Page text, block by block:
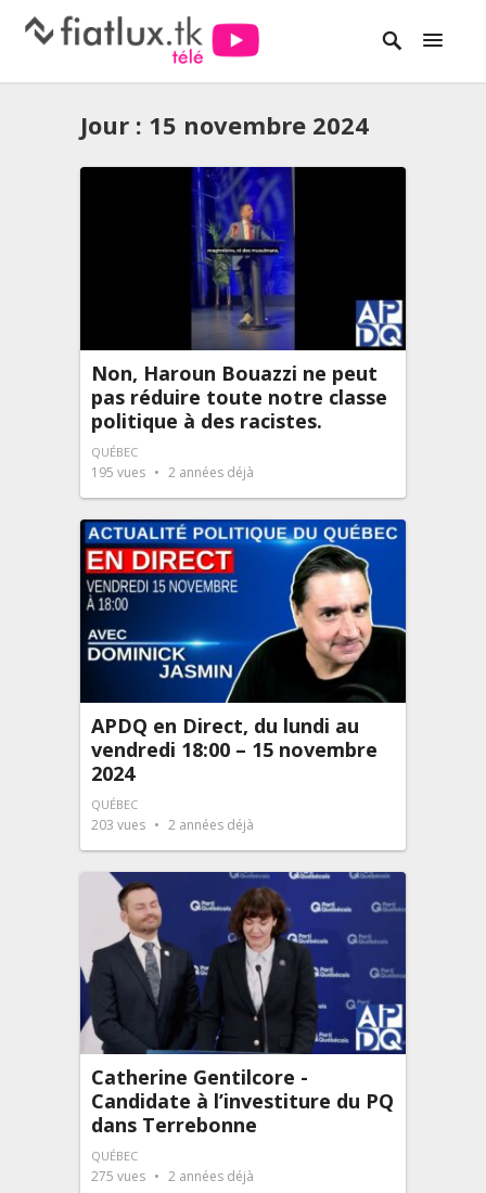
Jour : 15 novembre 2024
Non, Haroun Bouazzi ne peut
pas réduire toute notre classe
politique à des racistes.
QUÉBEC
195 vues 2 années déjà
APDQ en Direct, du lundi au
vendredi 18:00 – 15 novembre
2024
QUÉBEC
203 vues 2 années déjà
Catherine Gentilcore -
Candidate à l’investiture du PQ
dans Terrebonne
QUÉBEC
275 vues 2 années déjà